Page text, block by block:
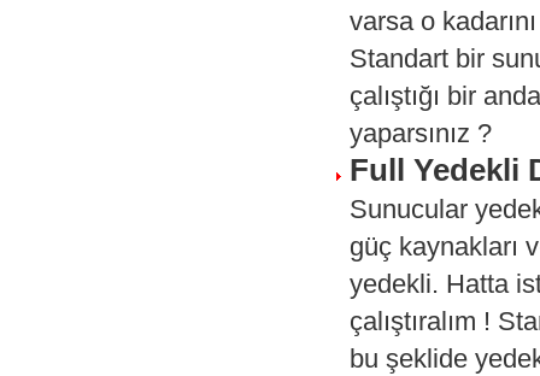
varsa o
Standart bir
çalıştığı bir
yaparsınız ?
Full Yedekli
Sunucular
güç kaynakları
yedekli. Hatta
çalıştıralım !
bu şeklide